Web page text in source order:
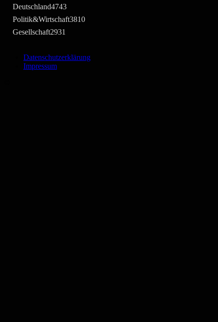
Deutschland4743
Politik&Wirtschaft3810
Gesellschaft2931
Datenschutzerklärung
Impressum